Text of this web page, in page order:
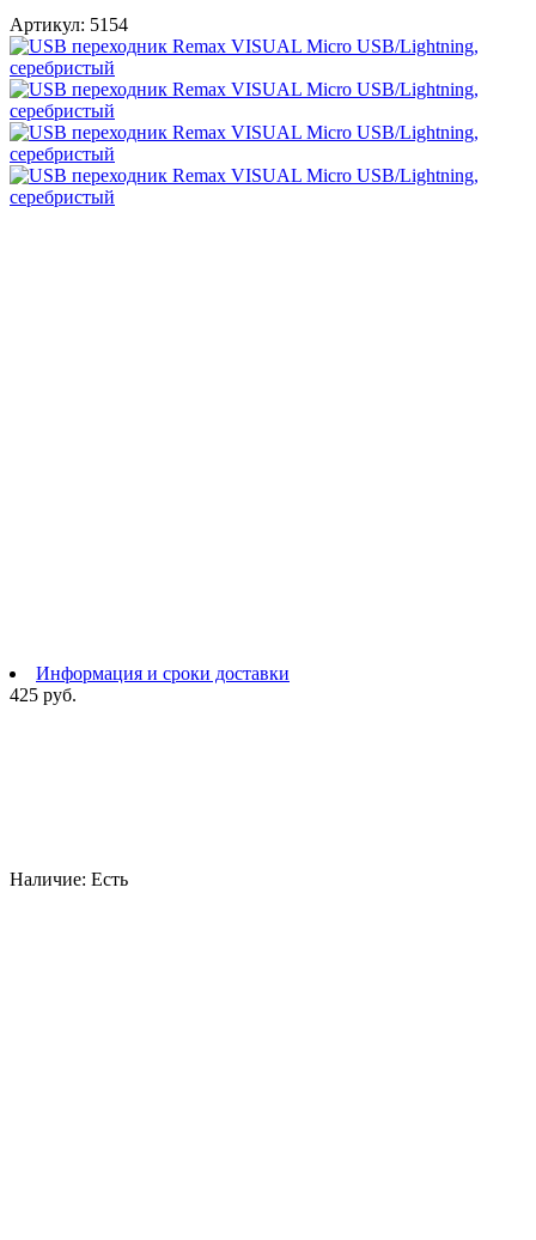
Артикул: 5154
Информация и сроки доставки
425 руб.
Наличие: Есть